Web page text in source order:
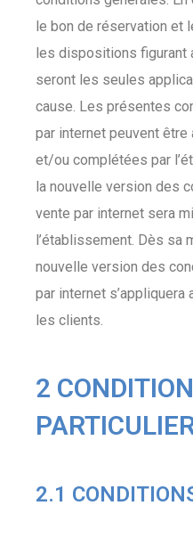
le bon de réservation et
les dispositions figurant
seront les seules
cause. Les présentes
par internet peuvent
et/ou complétées par
la nouvelle version des
vente par internet sera
l’établissement. Dès sa
nouvelle version des
par internet
les clients.
2
2.1